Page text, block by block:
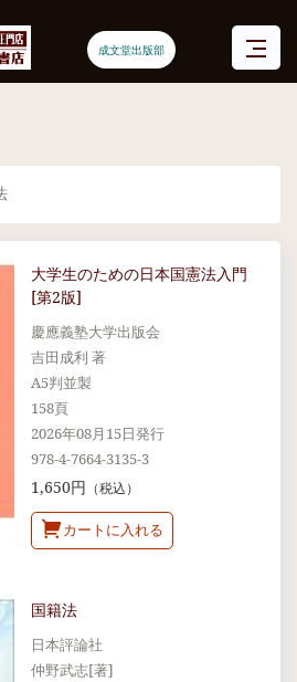
成文堂出版部
大学生のための日本国憲法入門
[第2版]
慶應義塾大学出版会
吉田成利 著
A5判並製
158頁
2026年08月15日発行
978-4-7664-3135-3
1,650円 （税込）
カートに入れる
国籍法
日本評論社
仲野武志[著]